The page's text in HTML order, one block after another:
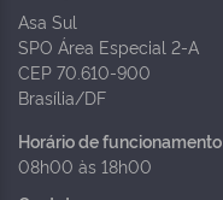
Asa Sul
SPO Área Especial 2-A
CEP 70.610-900
Brasília/DF
Horário de funcionamento
08h00 às 18h00